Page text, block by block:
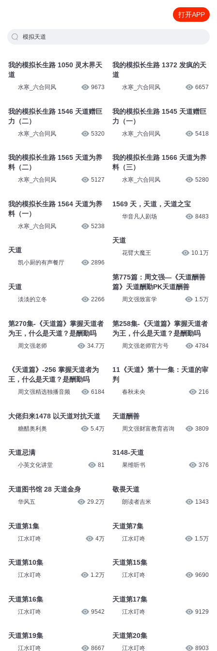
打开APP
模拟天道
我的模拟长生路 1050 灵木界天
道
水寒_六合同风 9673
我的模拟长生路 1546 天道赠巨
力（二）
水寒_六合同风 5320
我的模拟长生路 1565 天道为养
料（二）
水寒_六合同风 5127
我的模拟长生路 1564 天道为养
料（一）
水寒_六合同风 5238
天道
凯小厨的有声餐厅 2896
天道
淡淡的立冬 2266
第270集-《天道篇》掌握天道者
为王，什么是天道？是酬勤吗
周文强老师 34.7万
《天道篇》-256 掌握天道者为
王，什么是天道？是酬勤吗
周文强精选独播音频 6184
大佬归来1478 以天道对抗天道
糖醋奥利奥 5.4万
天道忌满
小英文化讲堂 81
天道图书馆 28 天道金身
华风五 29.2万
天道第1集
江水叮咚 4万
天道第10集
江水叮咚 1.2万
天道第16集
江水叮咚 9542
天道第19集
江水叮咚 8667
我的模拟长生路 1372 发疯的天
道
水寒_六合同风 6657
我的模拟长生路 1545 天道赠巨
力（一）
水寒_六合同风 5418
我的模拟长生路 1566 天道为养
料（三）
水寒_六合同风 5280
1569 天，天道，天道之宝
华音凡人剧场 8483
天道
花臂大魔王 10.1万
第775篇：周文强—《天道酬善
篇》天道酬勤PK天道酬善
周文强致富学 1.5万
第258集-《天道篇》掌握天道者
为王，什么是天道？是酬勤吗
周文强老师官方号 4784
11《天道》第十一集：天道的审
判
春秋未央 216
天道酬善
周文强财富教育咨询 3809
3148-天道
果维听书 376
敬畏天道
朗读者吉米 1343
天道第7集
江水叮咚 1.5万
天道第15集
江水叮咚 9690
天道第17集
江水叮咚 9129
天道第20集
江水叮咚 8903